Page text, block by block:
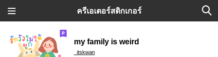
ครีเอเตอร์สติกเกอร์
my family is weird
_itskwan